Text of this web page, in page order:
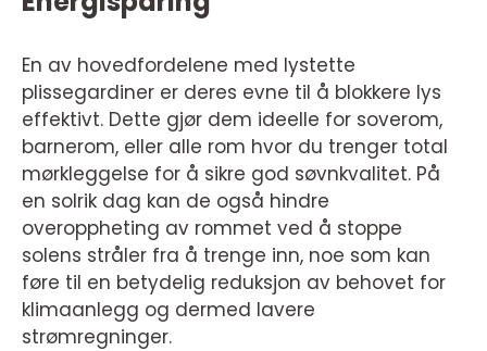
En av hovedfordelene med lystette
plissegardiner er deres evne til å blokkere lys
effektivt. Dette gjør dem ideelle for soverom,
barnerom, eller alle rom hvor du trenger total
mørkleggelse for å sikre god søvnkvalitet. På
en solrik dag kan de også hindre
overoppheting av rommet ved å stoppe
solens stråler fra å trenge inn, noe som kan
føre til en betydelig reduksjon av behovet for
klimaanlegg og dermed lavere
strømregninger.